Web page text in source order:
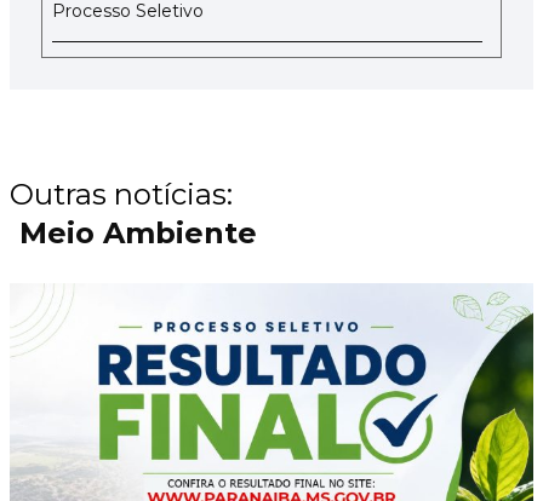
Processo Seletivo
Outras notícias:
Meio Ambiente